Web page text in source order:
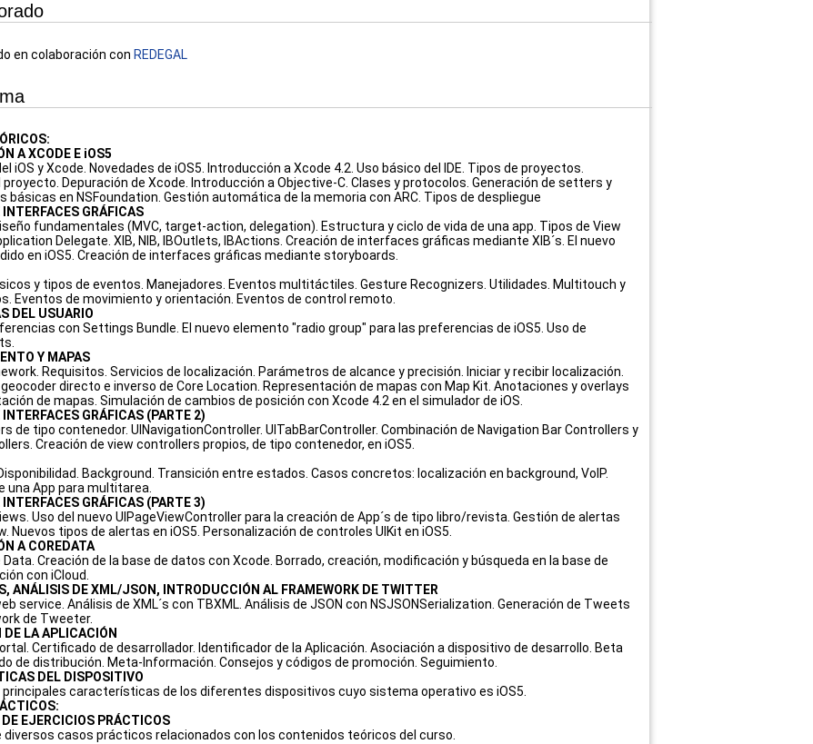
en colaboración con REDEGAL
A XCODE E iOS5
iOS y Xcode. Novedades de iOS5. Introducción a Xcode 4.2. Uso básico del IDE. Tipos de proyectos.
Depuración de Xcode. Introducción a Objective-C. Clases y protocolos. Generación de setters y
básicas en NSFoundation. Gestión automática de la memoria con ARC. Tipos de despliegue
GRÁFICAS
fundamentales (MVC, target-action, delegation). Estructura y ciclo de vida de una app. Tipos de View
Delegate. XIB, NIB, IBOutlets, IBActions. Creación de interfaces gráficas mediante XIB´s. El nuevo
en iOS5. Creación de interfaces gráficas mediante storyboards.
y tipos de eventos. Manejadores. Eventos multitáctiles. Gesture Recognizers. Utilidades. Multitouch y
Eventos de movimiento y orientación. Eventos de control remoto.
DEL USUARIO
con Settings Bundle. El nuevo elemento "radio group" para las preferencias de iOS5. Uso de
Y MAPAS
Requisitos. Servicios de localización. Parámetros de alcance y precisión. Iniciar y recibir localización.
directo e inverso de Core Location. Representación de mapas con Map Kit. Anotaciones y overlays
de mapas. Simulación de cambios de posición con Xcode 4.2 en el simulador de iOS.
INTERFACES GRÁFICAS (PARTE 2)
de tipo contenedor. UINavigationController. UITabBarController. Combinación de Navigation Bar Controllers y
Creación de view controllers propios, de tipo contenedor, en iOS5.
Background. Transición entre estados. Casos concretos: localización en background, VoIP.
una App para multitarea.
INTERFACES GRÁFICAS (PARTE 3)
Uso del nuevo UIPageViewController para la creación de App´s de tipo libro/revista. Gestión de alertas
Nuevos tipos de alertas en iOS5. Personalización de controles UIKit en iOS5.
A COREDATA
Data. Creación de la base de datos con Xcode. Borrado, creación, modificación y búsqueda en la base de
con iCloud.
ANÁLISIS DE XML/JSON, INTRODUCCIÓN AL FRAMEWORK DE TWITTER
service. Análisis de XML´s con TBXML. Análisis de JSON con NSJSONSerialization. Generación de Tweets
de Tweeter.
DE LA APLICACIÓN
Certificado de desarrollador. Identificador de la Aplicación. Asociación a dispositivo de desarrollo. Beta
de distribución. Meta-Información. Consejos y códigos de promoción. Seguimiento.
DEL DISPOSITIVO
principales características de los diferentes dispositivos cuyo sistema operativo es iOS5.
DE EJERCICIOS PRÁCTICOS
diversos casos prácticos relacionados con los contenidos teóricos del curso.